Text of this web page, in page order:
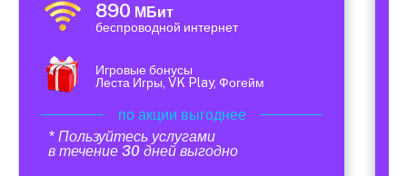
890 МБит
беспроводной интернет
Игровые бонусы
Леста Игры, VK Play, Фогейм
по акции выгоднее
* Пользуйтесь услугами
в течение 30 дней выгодно